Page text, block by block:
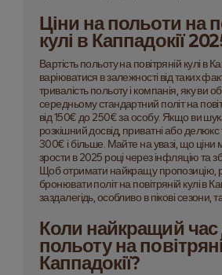
Ціни на польоти на
кулі в Каппадокії
Вартість польоту на повітряній кулі в
варіюватися в залежності від таких
тривалість польоту і компанія, яку ви
середньому стандартний політ на
від 150€ до 250€ за особу. Якщо ви
розкішний досвід, приватні або
300€ і більше. Майте на увазі, що ціни
зрости в 2025 році через інфляцію та
Щоб отримати найкращу пропозицію,
бронювати політ на повітряній кулі в
заздалегідь, особливо в пікові сезони,
Коли найкращий час
польоту на
Каппадокії?